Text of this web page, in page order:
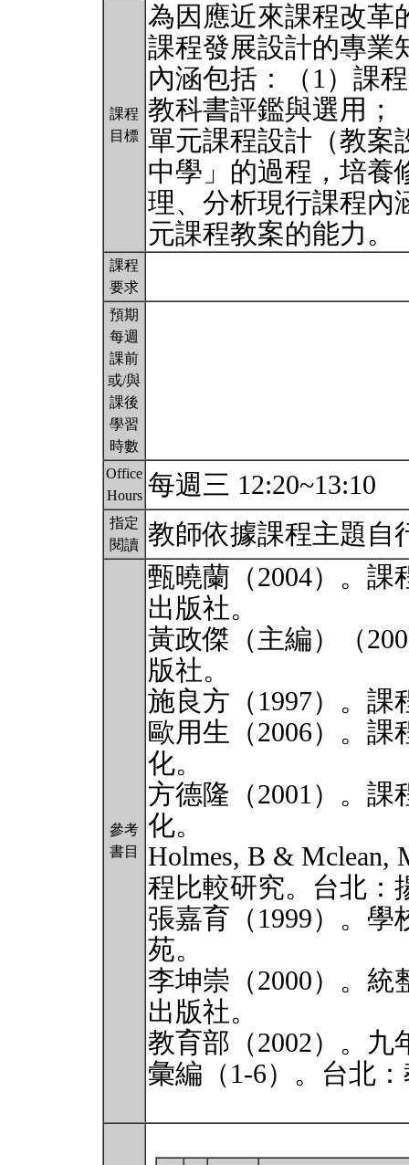
課程
目標
為因應近來課程改革
課程發展設計的專業
內涵包括：（1）課
教科書評鑑與選用；
單元課程設計（教案
中學」的過程，培養
理、分析現行課程內
元課程教案的能力。
課程
要求
預期
每週
課前
或/與
課後
學習
時數
Office
Hours 每週三 12:20~13:10
指定
閱讀 教師依據課程主題自
參考
書目
甄曉蘭（2004）。
出版社。
黃政傑（主編）（
版社。
施良方（1997）。
歐用生（2006）。
化。
方德隆（2001）。
化。
Holmes, B & Mclean,
程比較研究。台北：
張嘉育（1999）。
苑。
李坤崇（2000）。
出版社。
教育部（2002）。
彙編（1-6）。台北